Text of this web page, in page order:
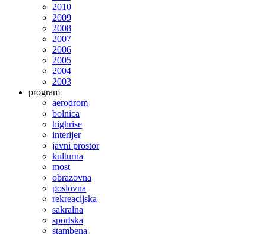
2010
2009
2008
2007
2006
2005
2004
2003
program
aerodrom
bolnica
highrise
interijer
javni prostor
kulturna
most
obrazovna
poslovna
rekreacijska
sakralna
sportska
stambena